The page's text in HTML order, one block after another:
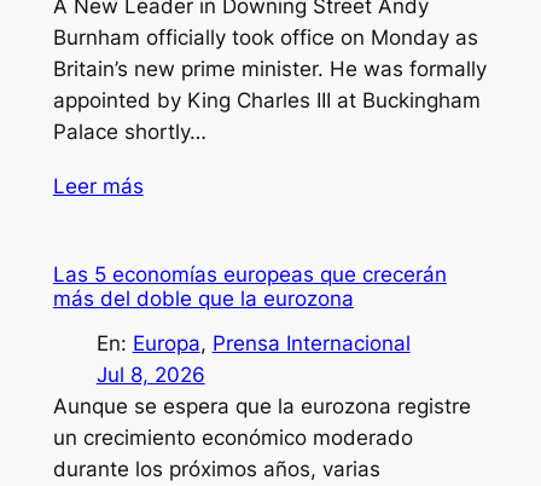
A New Leader in Downing Street Andy
Burnham officially took office on Monday as
Britain’s new prime minister. He was formally
appointed by King Charles III at Buckingham
Palace shortly…
Leer más
Las 5 economías europeas que crecerán
más del doble que la eurozona
En: Europa, Prensa Internacional
Jul 8, 2026
Aunque se espera que la eurozona registre
un crecimiento económico moderado
durante los próximos años, varias